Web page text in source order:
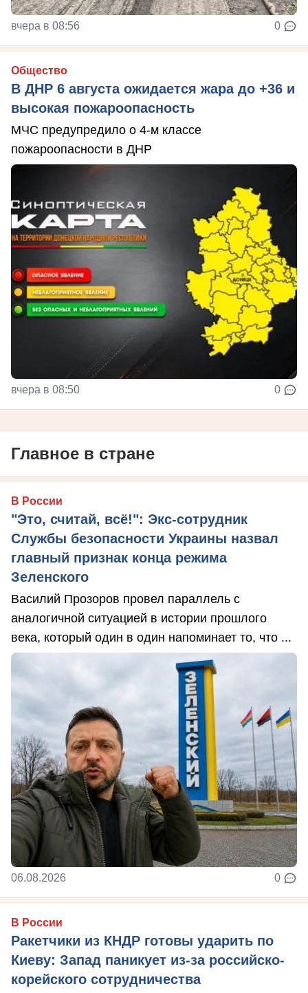
вчера в 08:56 0
Общество
В ДНР 6 августа ожидается жара до +36 и
высокая пожароопасность
МЧС предупредило о 4-м классе
пожароопасности в ДНР
вчера в 08:50 0
Главное в стране
В России
"Это, считай, всё!": Экс-сотрудник
Службы безопасности Украины назвал
главный признак конца режима
Зеленского
Василий Прозоров провел параллель с
аналогичной ситуацией в истории прошлого
века, который один в один напоминает то, что ...
06.08.2026 0
В России
Ракетчики из КНДР готовы ударить по
Киеву: Запад паникует из-за российско-
корейского сотрудничества